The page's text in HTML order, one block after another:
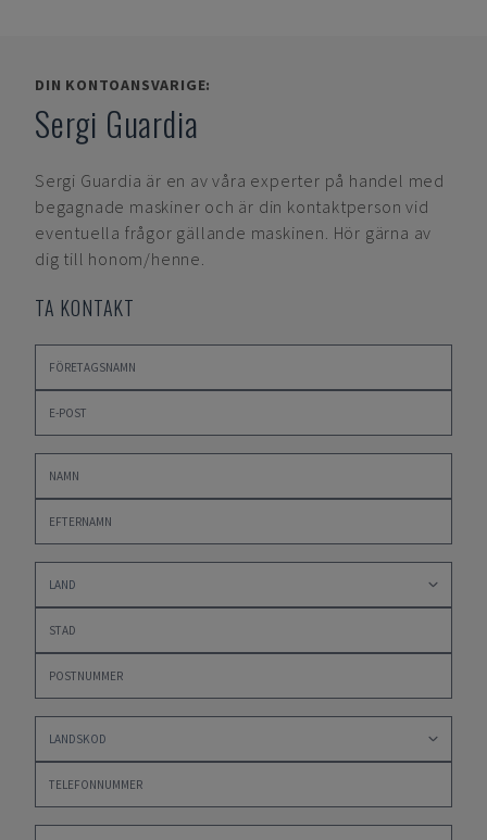
DIN KONTOANSVARIGE:
Sergi Guardia
Sergi Guardia är en av våra experter på handel med
begagnade maskiner och är din kontaktperson vid
eventuella frågor gällande maskinen. Hör gärna av
dig till honom/henne.
TA KONTAKT